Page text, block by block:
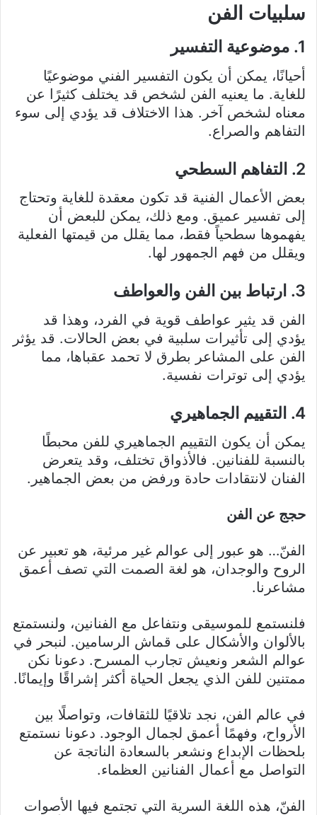
سلبيات الفن
1. موضوعية التفسير
أحيانًا، يمكن أن يكون التفسير الفني موضوعيًا
للغاية. ما يعنيه الفن لشخص قد يختلف كثيرًا عن
معناه لشخص آخر. هذا الاختلاف قد يؤدي إلى سوء
التفاهم والصراع.
2. التفاهم السطحي
بعض الأعمال الفنية قد تكون معقدة للغاية وتحتاج
إلى تفسير عميق. ومع ذلك، يمكن للبعض أن
يفهموها سطحياً فقط، مما يقلل من قيمتها الفعلية
ويقلل من فهم الجمهور لها.
3. ارتباط بين الفن والعواطف
الفن قد يثير عواطف قوية في الفرد، وهذا قد
يؤدي إلى تأثيرات سلبية في بعض الحالات. قد يؤثر
الفن على المشاعر بطرق لا تحمد عقباها، مما
يؤدي إلى توترات نفسية.
4. التقييم الجماهيري
يمكن أن يكون التقييم الجماهيري للفن محبطًا
بالنسبة للفنانين. فالأذواق تختلف، وقد يتعرض
الفنان لانتقادات حادة ورفض من بعض الجماهير.
حجج عن الفن
الفنّ… هو عبور إلى عوالم غير مرئية، هو تعبير عن
الروح والوجدان، هو لغة الصمت التي تصف أعمق
مشاعرنا.
فلنستمع للموسيقى ونتفاعل مع الفنانين، ولنستمتع
بالألوان والأشكال على قماش الرسامين. لنبحر في
عوالم الشعر ونعيش تجارب المسرح. دعونا نكن
ممتنين للفن الذي يجعل الحياة أكثر إشراقًا وإيمانًا.
في عالم الفن، نجد تلاقيًا للثقافات، وتواصلًا بين
الأرواح، وفهمًا أعمق لجمال الوجود. دعونا نستمتع
بلحظات الإبداع ونشعر بالسعادة الناتجة عن
التواصل مع أعمال الفنانين العظماء.
الفنّ، هذه اللغة السرية التي تجتمع فيها الأصوات